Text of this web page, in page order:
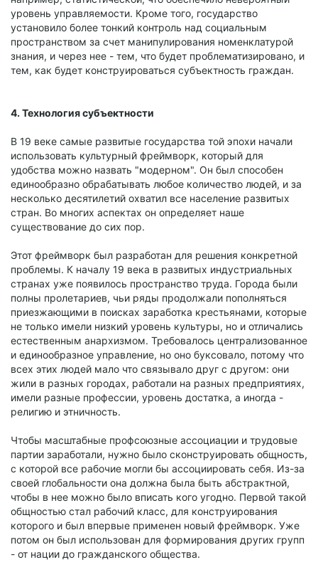
уровень управляемости. Кроме того, государство
установило более тонкий контроль над социальным
пространством за счет манипулирования номенклатурой
знания, и через нее - тем, что будет проблематизировано, и
тем, как будет конструироваться субъектность граждан.
4. Технология субъектности
В 19 веке самые развитые государства той эпохи начали
использовать культурный фреймворк, который для
удобства можно назвать "модерном". Он был способен
единообразно обрабатывать любое количество людей, и за
несколько десятилетий охватил все население развитых
стран. Во многих аспектах он определяет наше
существование до сих пор.
Этот фреймворк был разработан для решения конкретной
проблемы. К началу 19 века в развитых индустриальных
странах уже появилось пространство труда. Города были
полны пролетариев, чьи ряды продолжали пополняться
приезжающими в поисках заработка крестьянами, которые
не только имели низкий уровень культуры, но и отличались
естественным анархизмом. Требовалось централизованное
и единообразное управление, но оно буксовало, потому что
всех этих людей мало что связывало друг с другом: они
жили в разных городах, работали на разных предприятиях,
имели разные профессии, уровень достатка, а иногда -
религию и этничность.
Чтобы масштабные профсоюзные ассоциации и трудовые
партии заработали, нужно было сконструировать общность,
с которой все рабочие могли бы ассоциировать себя. Из-за
своей глобальности она должна была быть абстрактной,
чтобы в нее можно было вписать кого угодно. Первой такой
общностью стал рабочий класс, для конструирования
которого и был впервые применен новый фреймворк. Уже
потом он был использован для формирования других групп
- от нации до гражданского общества.